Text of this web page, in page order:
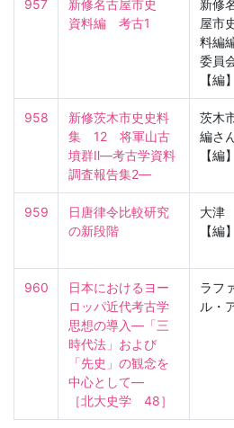
957
新修名古屋市史
資料編　考古1
新修
屋市
料編
委員
【編】
958
新修茨木市史史料
集　12　将軍山古
墳群Ⅱ―考古学資料
調査報告集2―
茨木
編さ
【編】
959
日唐律令比較研究
の新段階
大津
【編】
960
日本におけるヨー
ロッパ近代考古学
思想の導入―「三
時代法」および
「先史」の観念を
中心として―
［北大史学　48］
ラフ
ル・